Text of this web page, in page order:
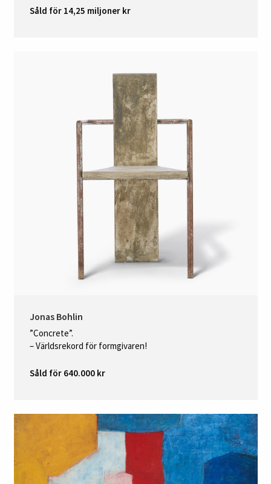
Såld för 14,25 miljoner kr
Jonas Bohlin
”Concrete”.
– Världsrekord för formgivaren!
Såld för 640.000 kr